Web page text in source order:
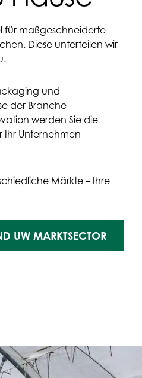
für maßgeschneiderte
Diese unterteilen wir
und
der Branche
werden Sie die
Ihr Unternehmen
Märkte – Ihre
UW MARKTSECTOR